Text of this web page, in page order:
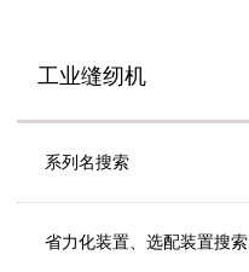
工业缝纫机
系列名搜索
省力化装置、选配装置搜索